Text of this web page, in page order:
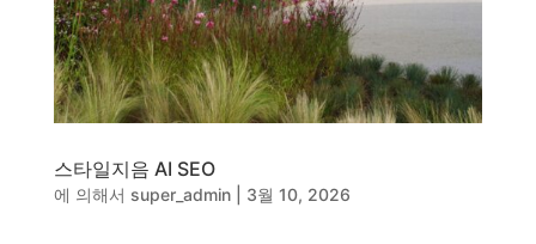
동영상 - 삼양홀딩스
동영상 - 킷캣
사진, 광고디자인 - (주)화요
사진, 광고디자인 - (주)광주요
웹사이트 - (주)세스코
제품디자인 - 삼성전자㈜
동영상, CI - 카피어랜드㈜
스타일지음 AI SEO
에 의해서 super_admin| 3월 10, 2026